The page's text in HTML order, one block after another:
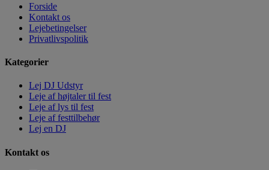
Forside
Kontakt os
Lejebetingelser
Privatlivspolitik
Kategorier
Lej DJ Udstyr
Leje af højtaler til fest
Leje af lys til fest
Leje af festtilbehør
Lej en DJ
Kontakt os